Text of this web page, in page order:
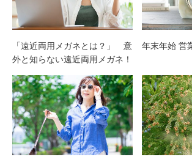
「遠近両用メガネとは？」 意
外と知らない遠近両用メガネ！
年末年始 営